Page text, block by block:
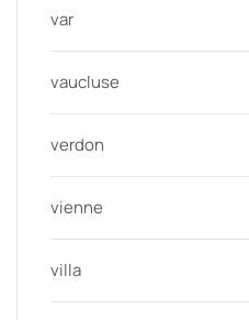
var
vaucluse
verdon
vienne
villa